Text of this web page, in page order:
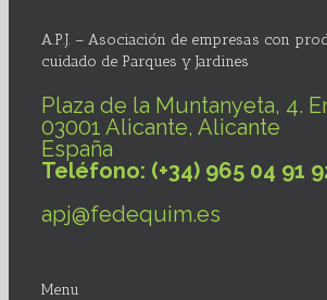
A.P.J. – Asociación de empresas con
cuidado de Parques y Jardines
Plaza de la Muntanyeta, 4.
03001 Alicante, Alicante
España
Teléfono: (+34) 965 04 91
apj@fedequim.es
Menu